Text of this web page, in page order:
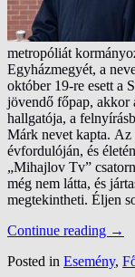
metropóliát
Egyházmegyét, a
október 19-re esett a
jövendő főpap, akkor
hallgatója, a
Márk nevet kapta. Az
évfordulóján, és
„Mihajlov Tv”
még nem látta, és
megtekintheti. Éljen
Continue reading →
Posted in Esemény,